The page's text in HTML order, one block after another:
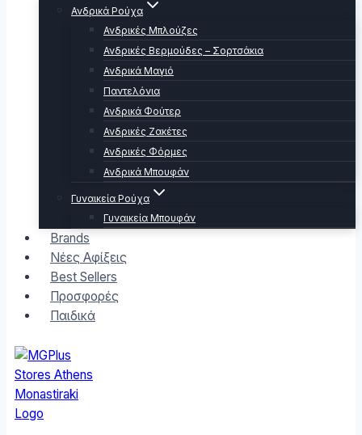
Ανδρικά Ρούχα
Ανδρικές Μπλούζες
Ανδρικές Βερμούδες – Σορτσάκια
Ανδρικά Μαγιό
Παντελόνια
Ανδρικά Φούτερ
Ανδρικές Ζακέτες
Ανδρικές Φόρμες
Ανδρικά Μπουφάν
Γυναικεία Ρούχα
Γυναικεία Μπουφάν
Brands
Νέες Αφίξεις
Best Sellers
Προσφορές
Παιδικά